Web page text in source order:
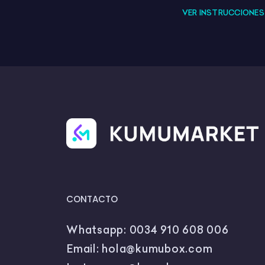
la
VER
CONTACTO
Whatsapp: 0034 910 608 006
Email: hola@kumubox.com